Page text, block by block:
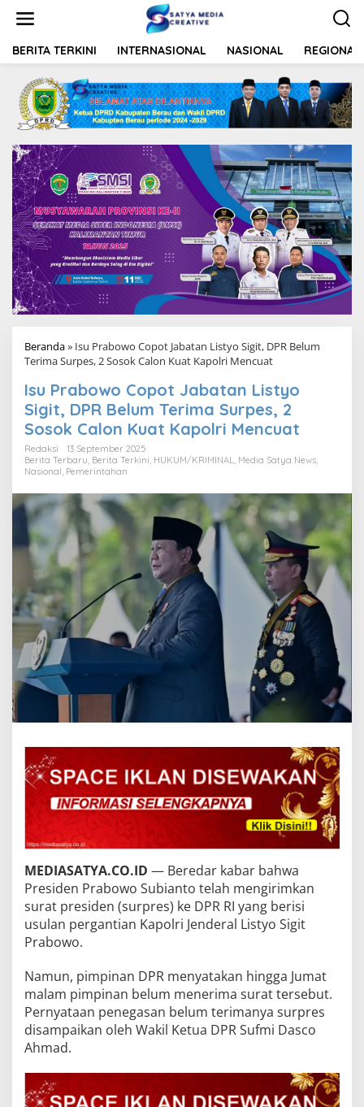
t
BERITA TERKINI INTERNASIONAL NASIONAL REGIONAL
Beranda» Isu Prabowo Copot Jabatan Listyo Sigit, DPR Belum
Terima Surpes, 2 Sosok Calon Kuat Kapolri Mencuat
Isu Prabowo Copot Jabatan Listyo
Sigit, DPR Belum Terima Surpes, 2
Sosok Calon Kuat Kapolri Mencuat
Redaksi
13 September 2025
Berita Terbaru Berita Terkini HUKUM/KRIMINAL Media Satya News
Nasional Pemerintahan
MEDIASATYA.CO.ID — Beredar kabar bahwa
Presiden Prabowo Subianto telah mengirimkan
surat presiden (surpres) ke DPR RI yang berisi
usulan pergantian Kapolri Jenderal Listyo Sigit
Prabowo.
Namun, pimpinan DPR menyatakan hingga Jumat
malam pimpinan belum menerima surat tersebut.
Pernyataan penegasan belum terimanya surpres
disampaikan oleh Wakil Ketua DPR Sufmi Dasco
Ahmad.